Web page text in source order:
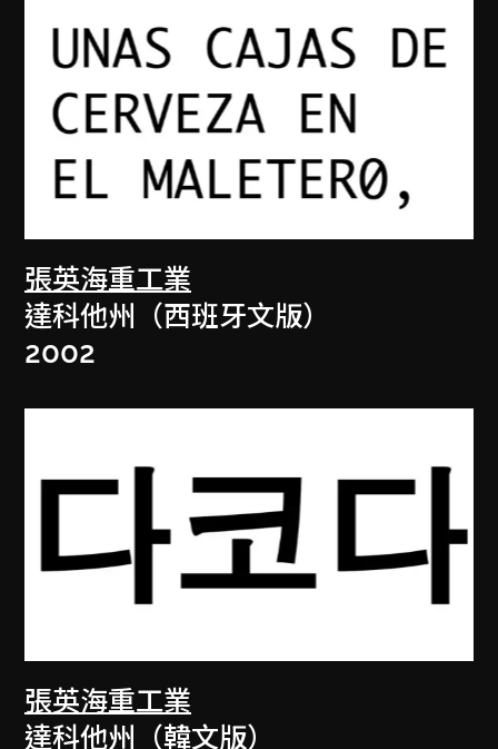
張英海重工業
達科他州（西班牙文版）
2002
張英海重工業
達科他州（韓文版）